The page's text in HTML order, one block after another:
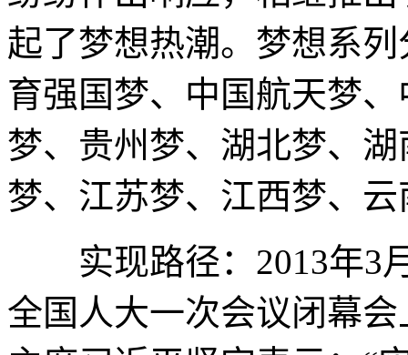
起了梦想热潮。梦想系
育强国梦、中国航天梦
梦、贵州梦、湖北梦、
梦、江苏梦、江西梦、
实现路径：2013年3月
全国人大一次会议闭幕